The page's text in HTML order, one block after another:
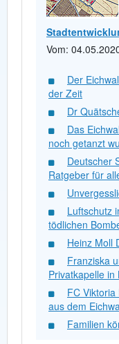
Vom:
Der
der Zeit
Dr
Das
noch getanzt
Deutscher
Ratgeber für
Luftschutz
tödlichen
Heinz Moll
Franziska
Privatkapelle in
FC
aus dem
Familien